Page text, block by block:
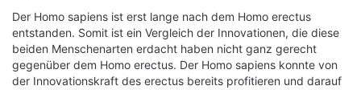
Der Homo sapiens ist erst lange nach dem Homo erectus
entstanden. Somit ist ein Vergleich der Innovationen, die diese
beiden Menschenarten erdacht haben nicht ganz gerecht
gegenüber dem Homo erectus. Der Homo sapiens konnte von
der Innovationskraft des erectus bereits profitieren und darauf